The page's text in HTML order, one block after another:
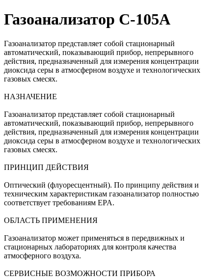
Газоанализатор С-105А
Газоанализатор представляет собой стационарный
автоматический, показывающий прибор, непрерывного
действия, предназначенный для измерения концентрации
диоксида серы в атмосферном воздухе и технологических
газовых смесях.
НАЗНАЧЕНИЕ
Газоанализатор представляет собой стационарный
автоматический, показывающий прибор, непрерывного
действия, предназначенный для измерения концентрации
диоксида серы в атмосферном воздухе и технологических
газовых смесях.
ПРИНЦИП ДЕЙСТВИЯ
Оптический (флуоресцентный). По принципу действия и
техническим характеристикам газоанализатор полностью
соответствует требованиям EPA.
ОБЛАСТЬ ПРИМЕНЕНИЯ
Газоанализатор может применяться в передвижных и
стационарных лабораториях для контроля качества
атмосферного воздуха.
СЕРВИСНЫЕ ВОЗМОЖНОСТИ ПРИБОРА